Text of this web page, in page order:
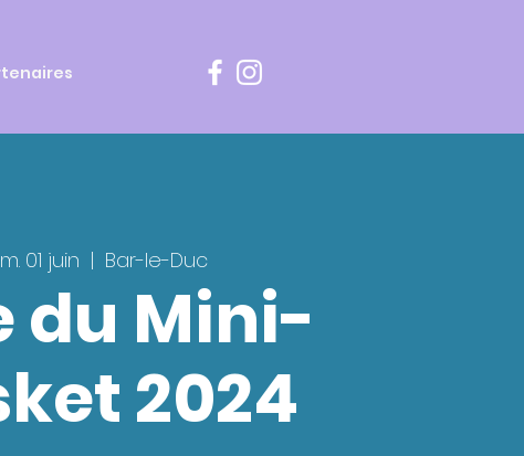
01 juin
  |
Bar-le-Duc
du Mini-
2024